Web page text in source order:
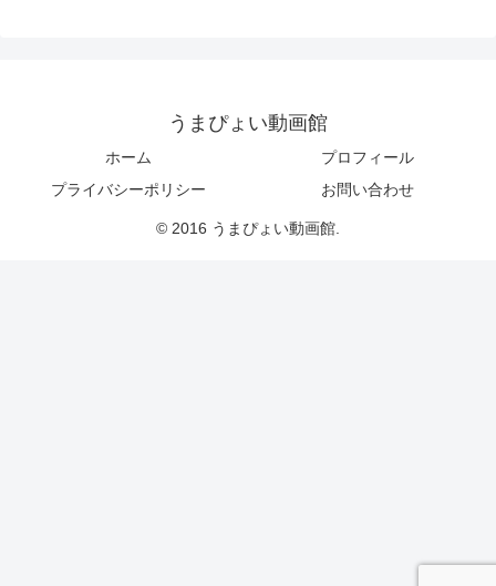
うまぴょい動画館
ホーム
プロフィール
プライバシーポリシー
お問い合わせ
© 2016 うまぴょい動画館.